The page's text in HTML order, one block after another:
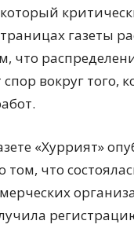
газеты
что
вокруг того,
«Хуррият»
том, что